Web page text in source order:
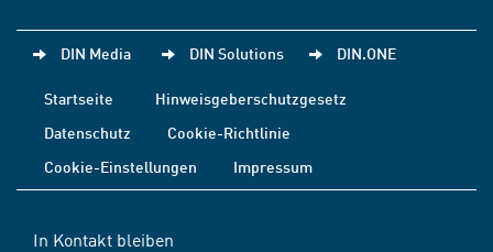
DIN Media DIN Solutions DIN.ONE
Startseite
Hinweisgeberschutzgesetz
Datenschutz
Cookie-Richtlinie
Cookie-Einstellungen
Impressum
In Kontakt bleiben